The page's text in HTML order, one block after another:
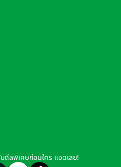
ดีลพิเศษก่อนใคร แอดเลย!